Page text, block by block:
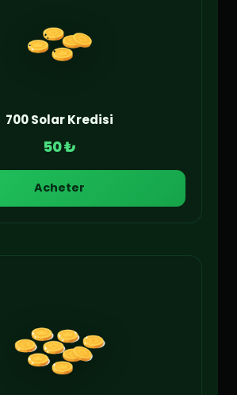
700 Solar Kredisi
50 ₺
Acheter